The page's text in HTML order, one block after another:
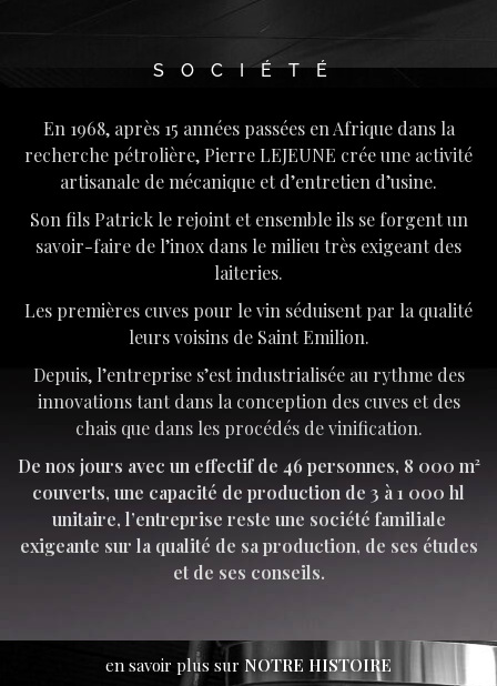
SOCIÉTÉ
En 1968, après 15 années passées en Afrique dans la
recherche pétrolière, Pierre LEJEUNE crée une activité
artisanale de mécanique et d’entretien d’usine.
Son fils Patrick le rejoint et ensemble ils se forgent un
savoir-faire de l’inox dans le milieu très exigeant des
laiteries.
Les premières cuves pour le vin séduisent par la qualité
leurs voisins de Saint Emilion.
Depuis, l’entreprise s’est industrialisée au rythme des
innovations tant dans la conception des cuves et des
chais que dans les procédés de vinification.
De nos jours avec un effectif de 46 personnes, 8 000 m²
couverts, une capacité de production de 3 à 1 000 hl
unitaire, l’entreprise reste une société familiale
exigeante sur la qualité de sa production, de ses études
et de ses conseils.
en savoir plus sur NOTRE HISTOIRE